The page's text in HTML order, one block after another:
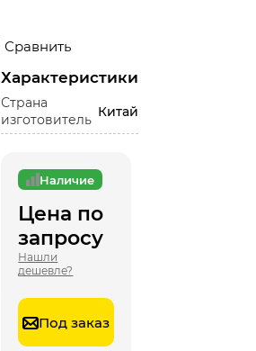
Сравнить
Характеристики
Страна
изготовитель
Китай
Наличие
Цена по
запросу
Нашли
дешевле?
Под заказ